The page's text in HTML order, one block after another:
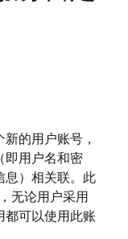
的用户账号，
即用户名和密
息）相关联。此
无论用户采用
都可以使用此账